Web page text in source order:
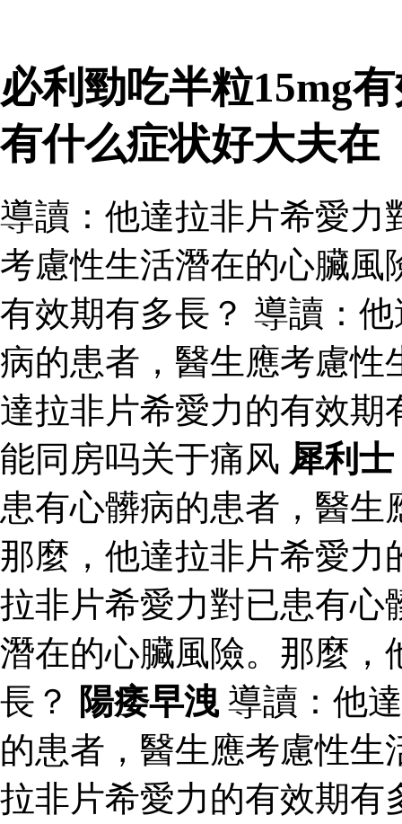
必利勁吃半粒15mg
有什么症状好大夫在
導讀：他達拉非片希愛力
考慮性生活潛在的心臟風
有效期有多長？ 導讀：
病的患者，醫生應考慮性
達拉非片希愛力的有效期
能同房吗关于痛风 犀利士
患有心髒病的患者，醫
那麼，他達拉非片希愛力
拉非片希愛力對已患有心
潛在的心臟風險。那麼，
長？
陽痿早洩 導讀：他
的患者，醫生應考慮性
拉非片希愛力的有效期有